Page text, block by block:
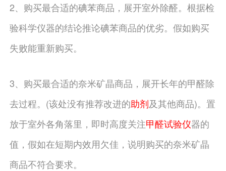
2、购买最合适的碘苯商品，展开室外除醛。根据检
验科学仪器的结论推论碘苯商品的优劣。假如购买
失败能重新购买。
3、购买最合适的奈米矿晶商品，展开长年的甲醛除
去过程。(该处没有推荐改进的助剂及其他商品)。置
放于室外各角落里，即时高度关注甲醛试验仪器的
值，假如在短期内效用欠佳，说明购买的奈米矿晶
商品不符合要求。